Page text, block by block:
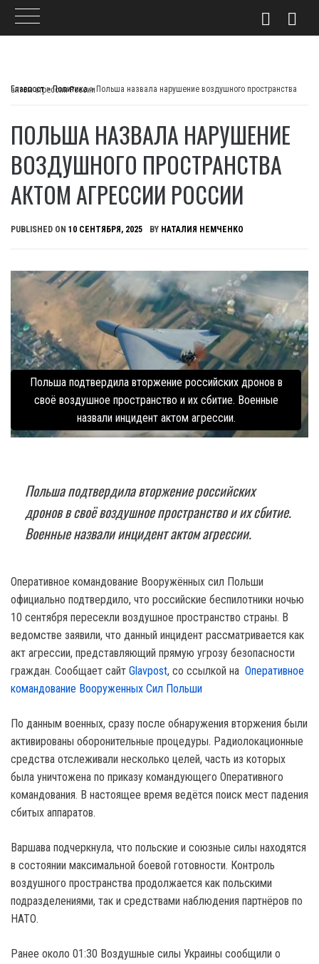
Главпост>Политика>
Польша назвала нарушение воздушного пространства актом агрессии России
ПОЛЬША НАЗВАЛА НАРУШЕНИЕ
ВОЗДУШНОГО ПРОСТРАНСТВА
АКТОМ АГРЕССИИ РОССИИ
PUBLISHED ON 10 СЕНТЯБРЯ, 2025 BY НАТАЛИЯ НЕМЧЕНКО
Польша подтвердила вторжение российских дронов в
своё воздушное пространство и их сбитие. Военные
назвали инцидент актом агрессии.
Польша подтвердила вторжение российских
дронов в своё воздушное пространство и их сбитие.
Военные назвали инцидент актом агрессии.
Оперативное командование Вооружённых сил Польши
официально подтвердило, что российские беспилотники ночью
10 сентября пересекли воздушное пространство страны. В
ведомстве заявили, что данный инцидент рассматривается как
акт агрессии, представляющий прямую угрозу безопасности
граждан. Сообщает сайт Glavpost, со ссылкой на Оперативное
командование Вооруженных Сил Польши
По данным военных, сразу после обнаружения вторжения были
активированы оборонительные процедуры. Радиолокационные
средства отслеживали несколько целей, часть из которых
была уничтожена по приказу командующего Оперативного
командования. В настоящее время ведётся поиск мест падения
сбитых аппаратов.
Варшава подчеркнула, что польские и союзные силы находятся
в состоянии максимальной боевой готовности. Контроль
воздушного пространства продолжается как польскими
подразделениями, так и средствами наблюдения партнёров по
НАТО.
Ранее около 01:30 Воздушные силы Украины сообщили о